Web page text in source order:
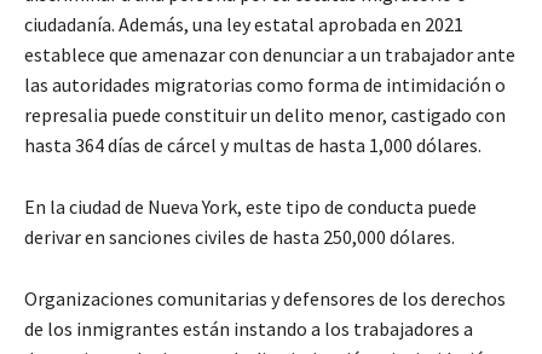
ciudadanía. Además, una ley estatal aprobada en 2021
establece que amenazar con denunciar a un trabajador ante
las autoridades migratorias como forma de intimidación o
represalia puede constituir un delito menor, castigado con
hasta 364 días de cárcel y multas de hasta 1,000 dólares.
En la ciudad de Nueva York, este tipo de conducta puede
derivar en sanciones civiles de hasta 250,000 dólares.
Organizaciones comunitarias y defensores de los derechos
de los inmigrantes están instando a los trabajadores a